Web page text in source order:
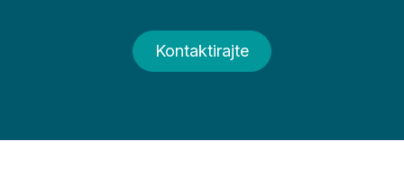
Kontaktirajte